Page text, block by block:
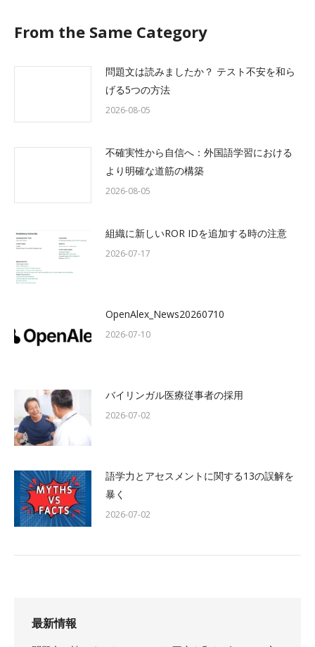
From the Same Category
問題文は読みましたか？ テスト不安を和ら
げる5つの方法
2026-08-05
不確実性から自信へ：外国語学習における
より明確な道筋の構築
2026-08-05
組織に新しいROR IDを追加する時の注意
2026-07-17
OpenAlex_News20260710
2026-07-10
バイリンガル医療従事者の採用
2026-07-02
語学力とアセスメントに関する13の誤解を
暴く
2026-07-02
最新情報